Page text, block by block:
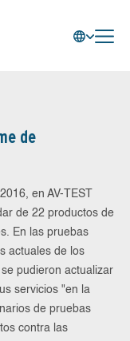
de
en AV-TEST
de 22 productos de
En las pruebas
actuales de los
pudieron actualizar
servicios "en la
de pruebas
contra las